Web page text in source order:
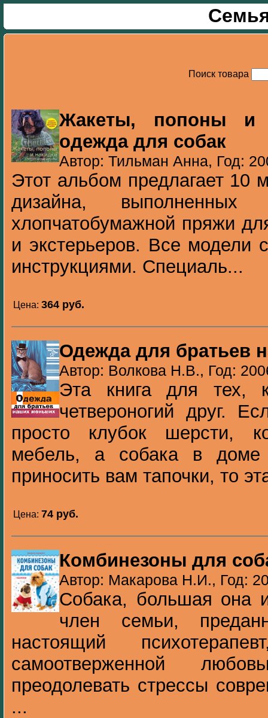
Поиск товара
Жакеты, попоны и
одежда для собак
Автор: Тильман Анна, Год:
Этот альбом предлагает 10
дизайна,
хлопчатобумажной пряжи
и экстерьеров. Все модели
инструкциями. Специаль...
Цена: 364 pуб.
Одежда для братьев
Автор: Волкова Н.В., Год:
Эта книга для тех,
четвероногий друг.
просто клубок шерсти,
мебель, а собака в
приносить вам тапочки, то
Цена: 74 pуб.
Комбинезоны для
Автор: Макарова Н.И., Год:
Собака, большая она
член семьи,
настоящий
самоотверженной
преодолевать стрессы
...